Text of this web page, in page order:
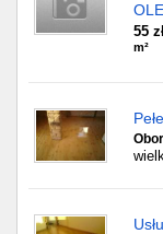
55
m²